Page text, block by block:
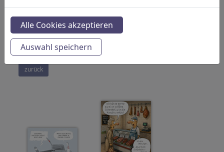
Ihr Suchergebnis für: Kategorie
'Wirtschaft'(20399)
zurück
Alle Cookies akzeptieren
Auswahl speichern